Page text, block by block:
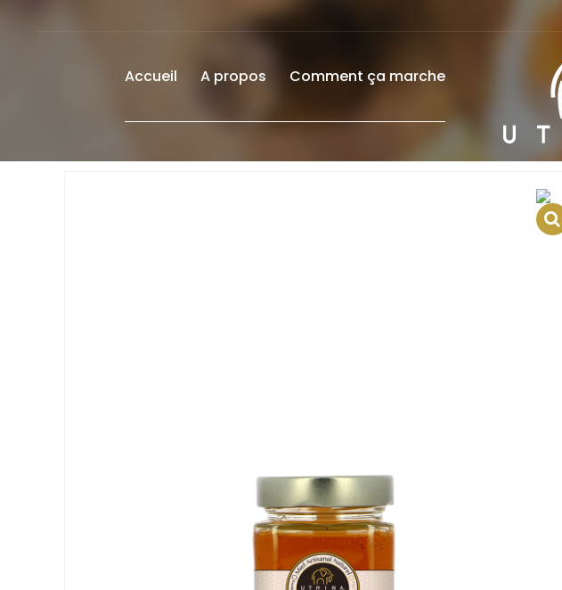
Accueil A propos Comment ça marche